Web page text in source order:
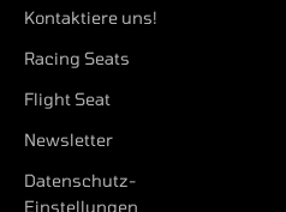
Kontaktiere uns!
Racing Seats
Flight Seat
Newsletter
Datenschutz-
Einstellungen